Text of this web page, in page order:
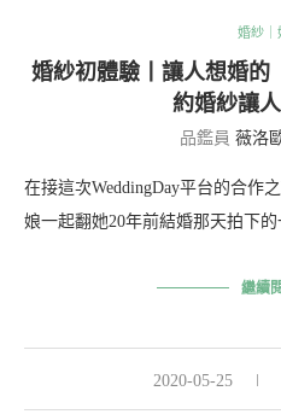
婚紗｜
婚紗初體驗丨讓人想婚的
約婚紗讓
品鑑員 薇洛
在接這次WeddingDay平台的合作
娘一起翻她20年前結婚那天拍下
繼續
2020-05-25